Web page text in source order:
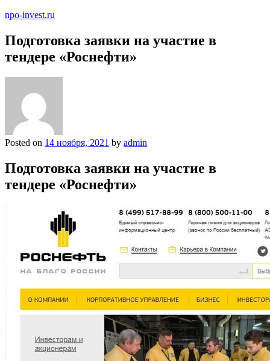
npo-invest.ru
Подготовка заявки на участие в
тендере «Роснефти»
Posted on 14 ноября, 2021 by admin
Подготовка заявки на участие в
тендере «Роснефти»